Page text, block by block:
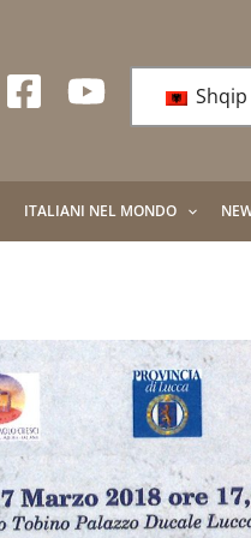
Shqip
ITALIANI NEL MONDO